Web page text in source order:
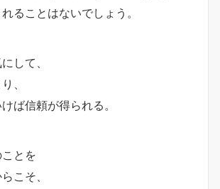
ることはないでしょう。
して、
、
ば信頼が得られる。
とを
こそ、